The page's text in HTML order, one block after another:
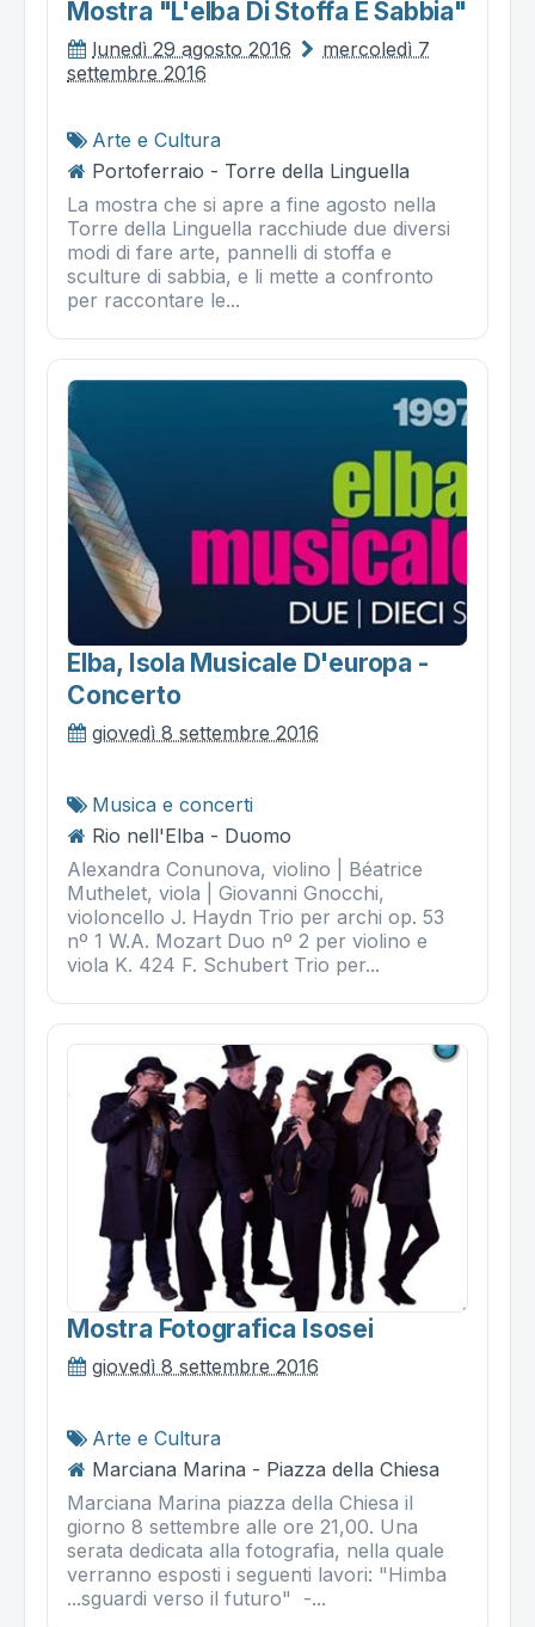
Mostra "l'elba Di Stoffa E Sabbia"
lunedì 29 agosto 2016
mercoledì 7
settembre 2016
Arte e Cultura
Portoferraio - Torre della Linguella
La mostra che si apre a fine agosto nella
Torre della Linguella racchiude due diversi
modi di fare arte, pannelli di stoffa e
sculture di sabbia, e li mette a confronto
per raccontare le...
Elba, Isola Musicale D'europa -
Concerto
giovedì 8 settembre 2016
Musica e concerti
Rio nell'Elba - Duomo
Alexandra Conunova, violino | Béatrice
Muthelet, viola | Giovanni Gnocchi,
violoncello J. Haydn Trio per archi op. 53
nº 1 W.A. Mozart Duo nº 2 per violino e
viola K. 424 F. Schubert Trio per...
Mostra Fotografica Isosei
giovedì 8 settembre 2016
Arte e Cultura
Marciana Marina - Piazza della Chiesa
Marciana Marina piazza della Chiesa il
giorno 8 settembre alle ore 21,00. Una
serata dedicata alla fotografia, nella quale
verranno esposti i seguenti lavori: "Himba
...sguardi verso il futuro" -...